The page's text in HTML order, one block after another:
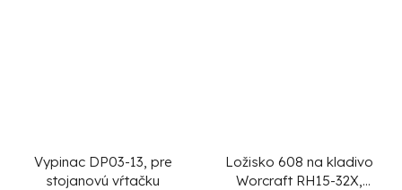
Vypinac DP03-13, pre
stojanovú vŕtačku
Ložisko 608 na kladivo
Worcraft RH15-32X,